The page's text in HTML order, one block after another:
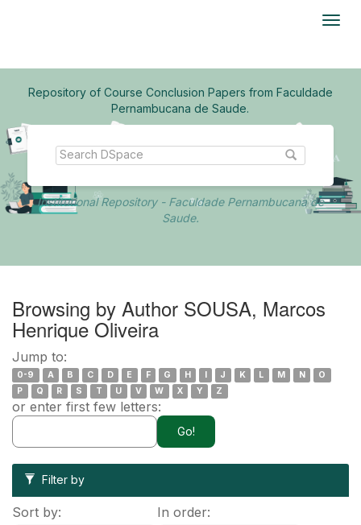
Repository of Course Conclusion Papers from Faculdade
Pernambucana de Saude.
Institutional Repository - Faculdade Pernambucana de
Saude.
Browsing by Author SOUSA, Marcos
Henrique Oliveira
Jump to:
0-9 A B C D E F G H I J K L M N
O
P
Q R S T U V W X Y Z
or enter first few letters:
Filter by
Sort by: In order: